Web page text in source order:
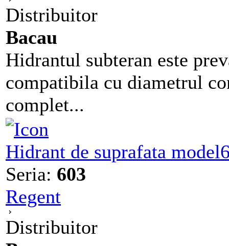
Distribuitor
Bacau
Hidrantul subteran este
compatibila cu diametrul
complet...
Hidrant de suprafata
Seria: 603
Regent
Distribuitor